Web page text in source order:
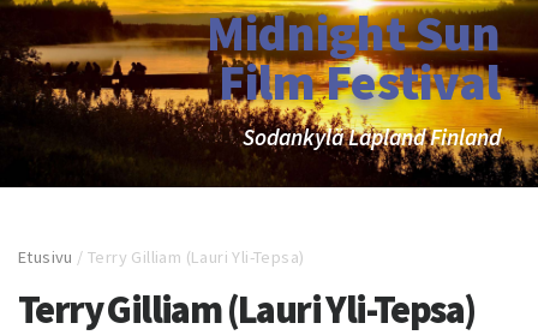
Midnight Sun
Film Festival
Sodankylä Lapland Finland
Etusivu /Terry Gilliam (Lauri Yli-Tepsa)
Terry Gilliam (Lauri Yli-Tepsa)